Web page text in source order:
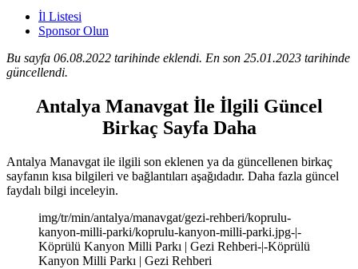
İl Listesi
Sponsor Olun
Bu sayfa 06.08.2022 tarihinde eklendi. En son 25.01.2023 tarihinde
güncellendi.
Antalya Manavgat İle İlgili Güncel
Birkaç Sayfa Daha
Antalya Manavgat ile ilgili son eklenen ya da güncellenen birkaç
sayfanın kısa bilgileri ve bağlantıları aşağıdadır. Daha fazla güncel
faydalı bilgi inceleyin.
img/tr/min/antalya/manavgat/gezi-rehberi/koprulu-
kanyon-milli-parki/koprulu-kanyon-milli-parki.jpg-|-
Köprülü Kanyon Milli Parkı | Gezi Rehberi-|-Köprülü
Kanyon Milli Parkı | Gezi Rehberi